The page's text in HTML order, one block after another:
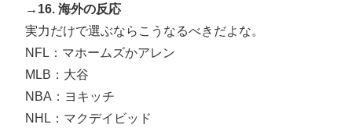
→16. 海外の反応
実力だけで選ぶならこうなるべきだよな。
NFL：マホームズかアレン
MLB：大谷
NBA：ヨキッチ
NHL：マクデイビッド